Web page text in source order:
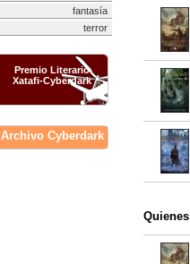
fantasía
terror
Premio Literario
Xatafi-Cyberdark
Archivo Cyberdark